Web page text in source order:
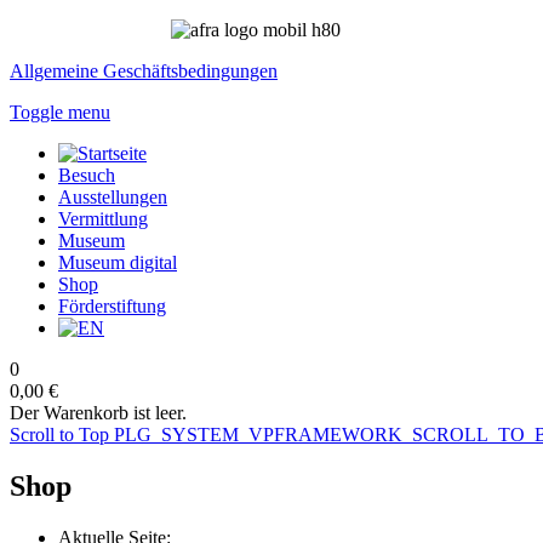
Allgemeine Geschäftsbedingungen
Toggle menu
Besuch
Ausstellungen
Vermittlung
Museum
Museum digital
Shop
Förderstiftung
0
0,00 €
Der Warenkorb ist leer.
Scroll to Top
Shop
Aktuelle Seite: